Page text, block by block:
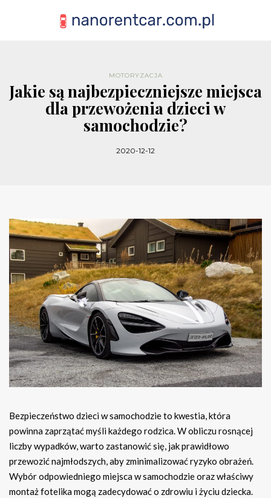
MOTORYZACJA
Jakie są najbezpieczniejsze miejsca
dla przewożenia dzieci w
samochodzie?
2020-12-12
Bezpieczeństwo dzieci w samochodzie to kwestia, która
powinna zaprzątać myśli każdego rodzica. W obliczu rosnącej
liczby wypadków, warto zastanowić się, jak prawidłowo
przewozić najmłodszych, aby zminimalizować ryzyko obrażeń.
Wybór odpowiedniego miejsca w samochodzie oraz właściwy
montaż fotelika mogą zadecydować o zdrowiu i życiu dziecka.